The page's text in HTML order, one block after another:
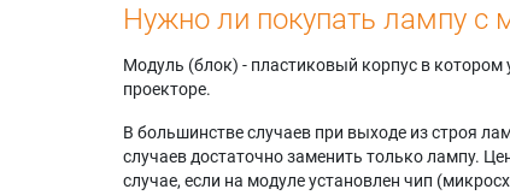
Нужно ли покупать лампу с
Модуль (блок) - пластиковый корпус в
проекторе.
В большинстве случаев при выходе из строя
случаев достаточно заменить только лампу.
случае, если на модуле установлен чип